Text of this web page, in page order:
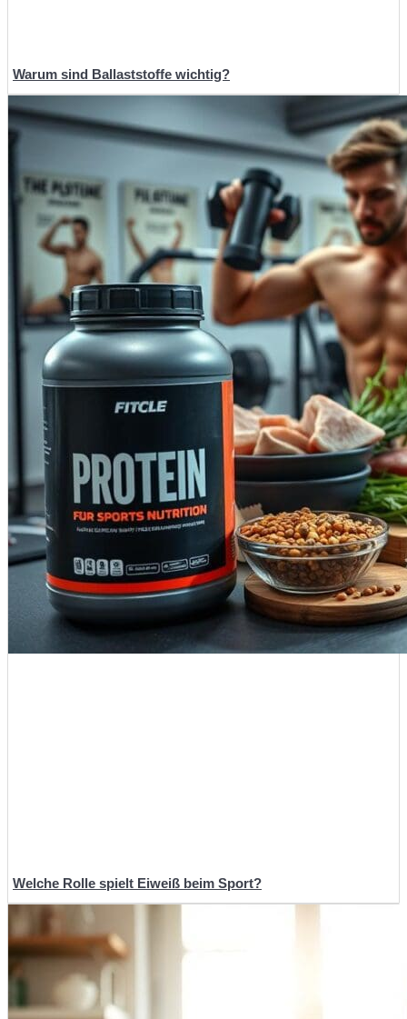
Warum sind Ballaststoffe wichtig?
Welche Rolle spielt Eiweiß beim Sport?